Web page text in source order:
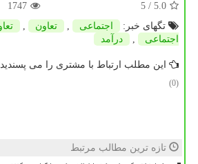
5.0
/ 5
1747
تگهای خبر:
اجتماعی , تعاون ,
اجتماعی
, درآمد
این مطلب ارتباط با مشتری را می
(0)
تازه ترین مطالب مرتبط